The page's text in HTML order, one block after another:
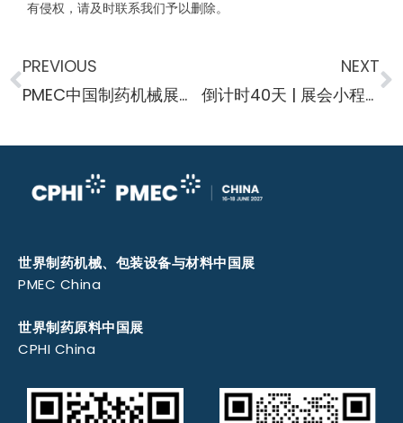
有侵权，请及时联系我们予以删除。
PREVIOUS
PMEC中国制药机械展资讯-蛋白质药物产量取得技术性突破
NEXT
倒计时40天 | 展会小程序正式上线，20万平米制药大展抢先看
世界制药机械、包装设备与材料中国展
PMEC China
世界制药原料中国展
CPHI China